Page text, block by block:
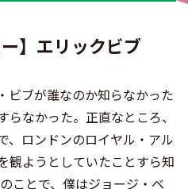
】エリックビブ
ビブが誰なのか知らなかった
なかった。正直なところ、
、ロンドンのロイヤル・アル
観ようとしていたことすら知
ことで、僕はジョージ・ベ